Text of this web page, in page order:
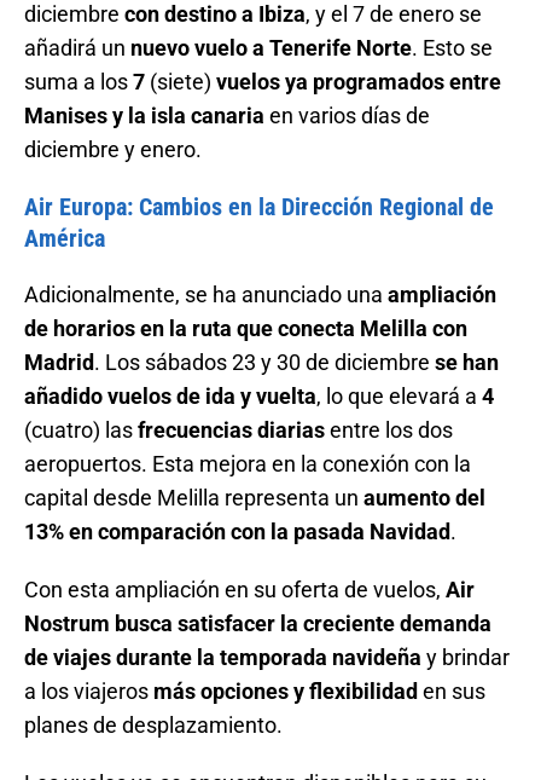
diciembre con destino a Ibiza, y el 7 de enero se
añadirá un nuevo vuelo a Tenerife Norte. Esto se
suma a los7 (siete) vuelos ya programados entre
Manises y la isla canaria en varios días de
diciembre y enero.
Air Europa: Cambios en la Dirección Regional de
América
Adicionalmente, se ha anunciado una ampliación
de horarios en la ruta que conecta Melilla con
Madrid. Los sábados 23 y 30 de diciembre se han
añadido vuelos de ida y vuelta, lo que elevará a 4
(cuatro) lasfrecuencias diariasentre los dos
aeropuertos. Esta mejora en la conexión con la
capital desde Melilla representa un aumento del
13% en comparación con la pasada Navidad.
Con esta ampliación en su oferta de vuelos, Air
Nostrum busca satisfacer la creciente demanda
de viajes durante la temporada navideña y brindar
a los viajeros más opciones y flexibilidad en sus
planes de desplazamiento.